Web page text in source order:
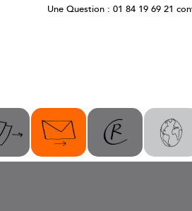
Une Question : 01 84 19 69 21